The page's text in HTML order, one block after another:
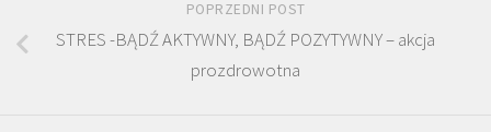
POPRZEDNI POST
STRES -BĄDŹ AKTYWNY, BĄDŹ POZYTYWNY – akcja
prozdrowotna